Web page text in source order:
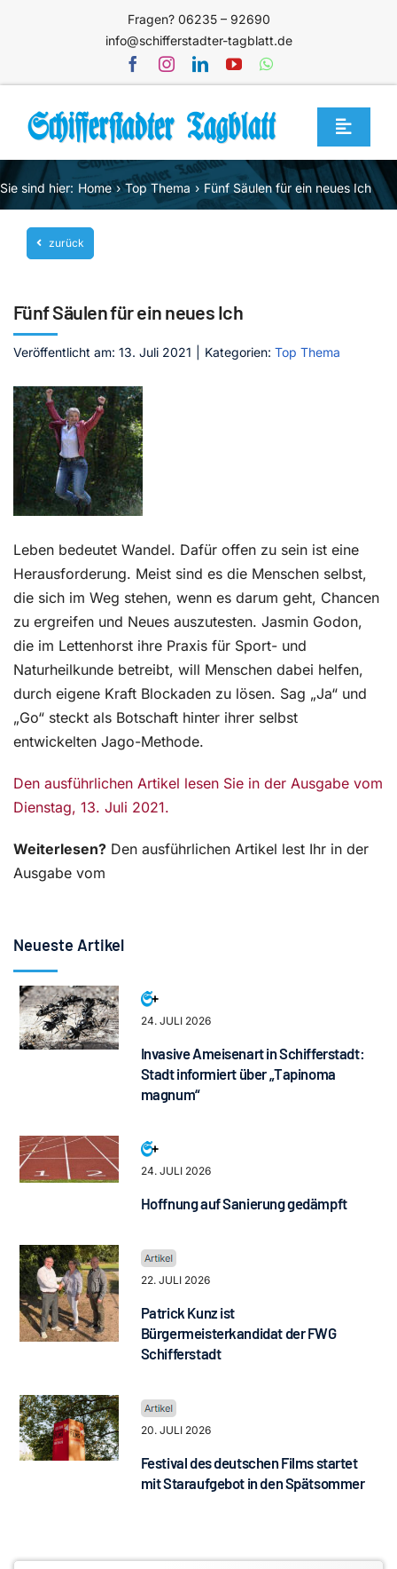
Fragen? 06235 – 92690
info@schifferstadter-tagblatt.de
Toggle
Home
Themen
Blog
Service
Mediathek
Jetzt abonnieren
Kontakt
Sie sind hier: Home Top Thema Fünf Säulen für ein neues Ich
zurück
Fünf Säulen für ein neues Ich
Veröffentlicht am: 13. Juli 2021 Kategorien: Top Thema
Leben bedeutet Wandel. Dafür offen zu sein ist eine
Herausforderung. Meist sind es die Menschen selbst,
die sich im Weg stehen, wenn es darum geht, Chancen
zu ergreifen und Neues auszutesten. Jasmin Godon,
die im Lettenhorst ihre Praxis für Sport- und
Naturheilkunde betreibt, will Menschen dabei helfen,
durch eigene Kraft Blockaden zu lösen. Sag „Ja“ und
„Go“ steckt als Botschaft hinter ihrer selbst
entwickelten Jago-Methode.
Den ausführlichen Artikel lesen Sie in der Ausgabe vom
Dienstag, 13. Juli 2021.
Weiterlesen? Den ausführlichen Artikel lest Ihr in der
Ausgabe vom
Neueste Artikel
24. JULI 2026
Invasive Ameisenart in Schifferstadt:
Stadt informiert über „Tapinoma
magnum“
24. JULI 2026
Hoffnung auf Sanierung gedämpft
22. JULI 2026
Patrick Kunz ist
Bürgermeisterkandidat der FWG
Schifferstadt
20. JULI 2026
Festival des deutschen Films startet
mit Staraufgebot in den Spätsommer